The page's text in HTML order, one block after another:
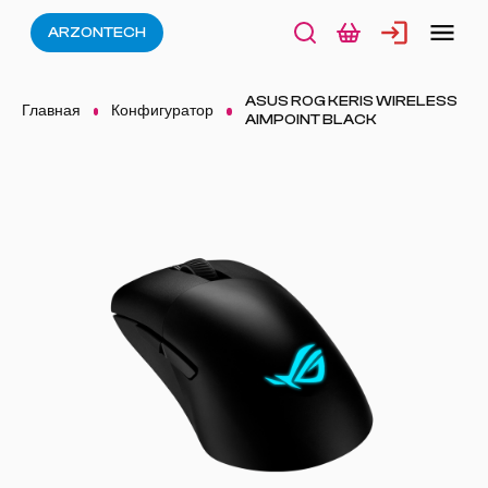
ARZONTECH
Главная Конфигуратор
ASUS ROG KERIS WIRELESS
AIMPOINT BLACK